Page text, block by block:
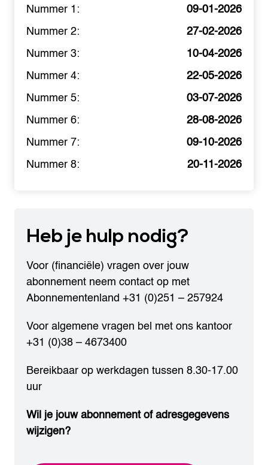
Nummer 1:
09-01-2026
Nummer 2:
27-02-2026
Nummer 3:
10-04-2026
Nummer 4:
22-05-2026
Nummer 5:
03-07-2026
Nummer 6:
28-08-2026
Nummer 7:
09-10-2026
Nummer 8:
20-11-2026
Heb je hulp nodig?
Voor (financiële) vragen over jouw
abonnement neem contact op met
Abonnementenland +31 (0)251 – 257924
Voor algemene vragen bel met ons kantoor
+31 (0)38 – 4673400
Bereikbaar op werkdagen tussen 8.30-17.00
uur
Wil je jouw abonnement of adresgegevens
wijzigen?